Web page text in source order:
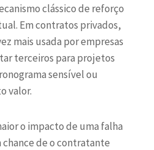
clássico de reforço
Em contratos privados,
mais usada por empresas
terceiros para projetos
sensível ou
valor.
o impacto de uma falha
chance de o contratante